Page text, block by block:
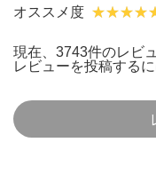
オススメ度
現在、3743件のレビ
レビューを投稿する